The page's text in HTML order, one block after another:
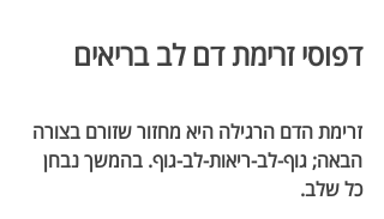
דפוסי זרימת דם לב בריאים
זרימת הדם הרגילה היא מחזור שזורם בצורה
הבאה; גוף-לב-ריאות-לב-גוף. בהמשך נבחן
כל שלב.